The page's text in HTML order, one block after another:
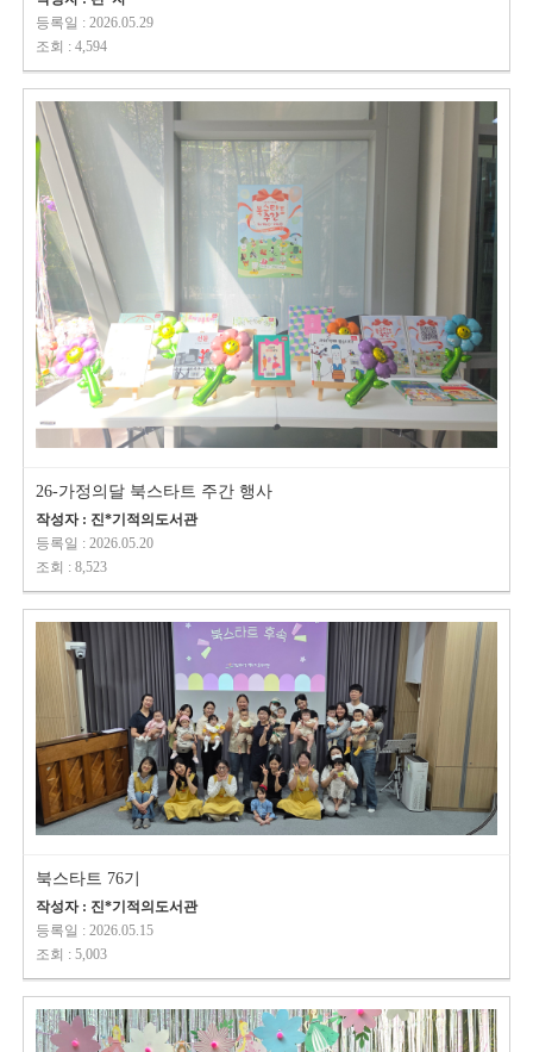
등록일 : 2026.05.29
조회 : 4,594
26-가정의달 북스타트 주간 행사
작성자 : 진*기적의도서관
등록일 : 2026.05.20
조회 : 8,523
북스타트 76기
작성자 : 진*기적의도서관
등록일 : 2026.05.15
조회 : 5,003